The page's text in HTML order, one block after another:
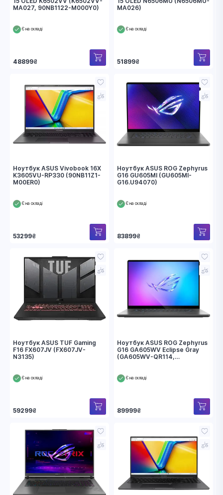
MA027, 90NB1122-M000Y0)
Є на складі
48899₴
MA026)
Є на складі
51899₴
Ноутбук ASUS Vivobook 16X
K3605VU-RP330 (90NB11Z1-
M00ER0)
Є на складі
53299₴
Ноутбук ASUS ROG Zephyrus
G16 GU605MI (GU605MI-
G16.U94070)
Є на складі
83899₴
Ноутбук ASUS TUF Gaming
F16 FX607JV (FX607JV-
N3135)
Є на складі
59299₴
Ноутбук ASUS ROG Zephyrus
G16 GA605WV Eclipse Gray
(GA605WV-QR114,
Є на складі
89999₴